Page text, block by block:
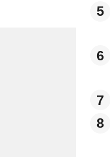
5
6
7
8